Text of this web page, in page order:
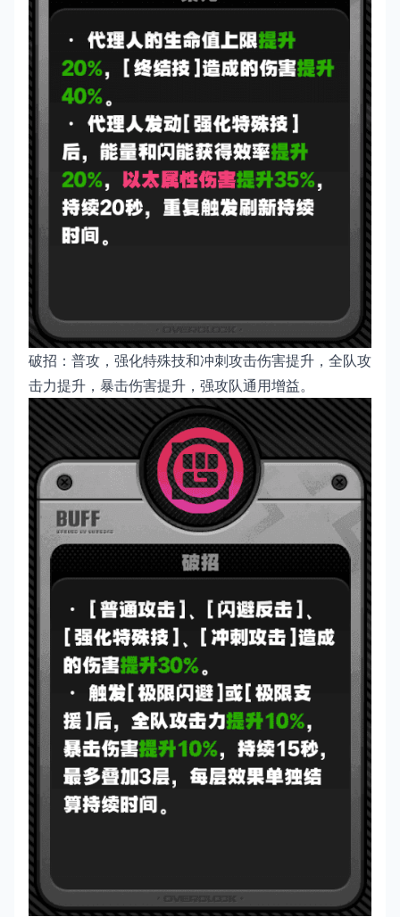
破招：普攻，强化特殊技和冲刺攻击伤害提升，全队攻
击力提升，暴击伤害提升，强攻队通用增益。